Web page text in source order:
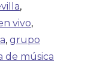
,
vivo,
, grupo
de música